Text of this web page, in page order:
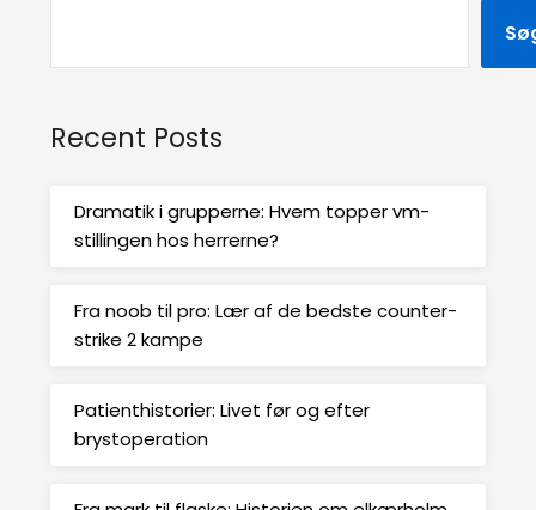
Recent Posts
Dramatik i grupperne: Hvem topper vm-
stillingen hos herrerne?
Fra noob til pro: Lær af de bedste counter-
strike 2 kampe
Patienthistorier: Livet før og efter
brystoperation